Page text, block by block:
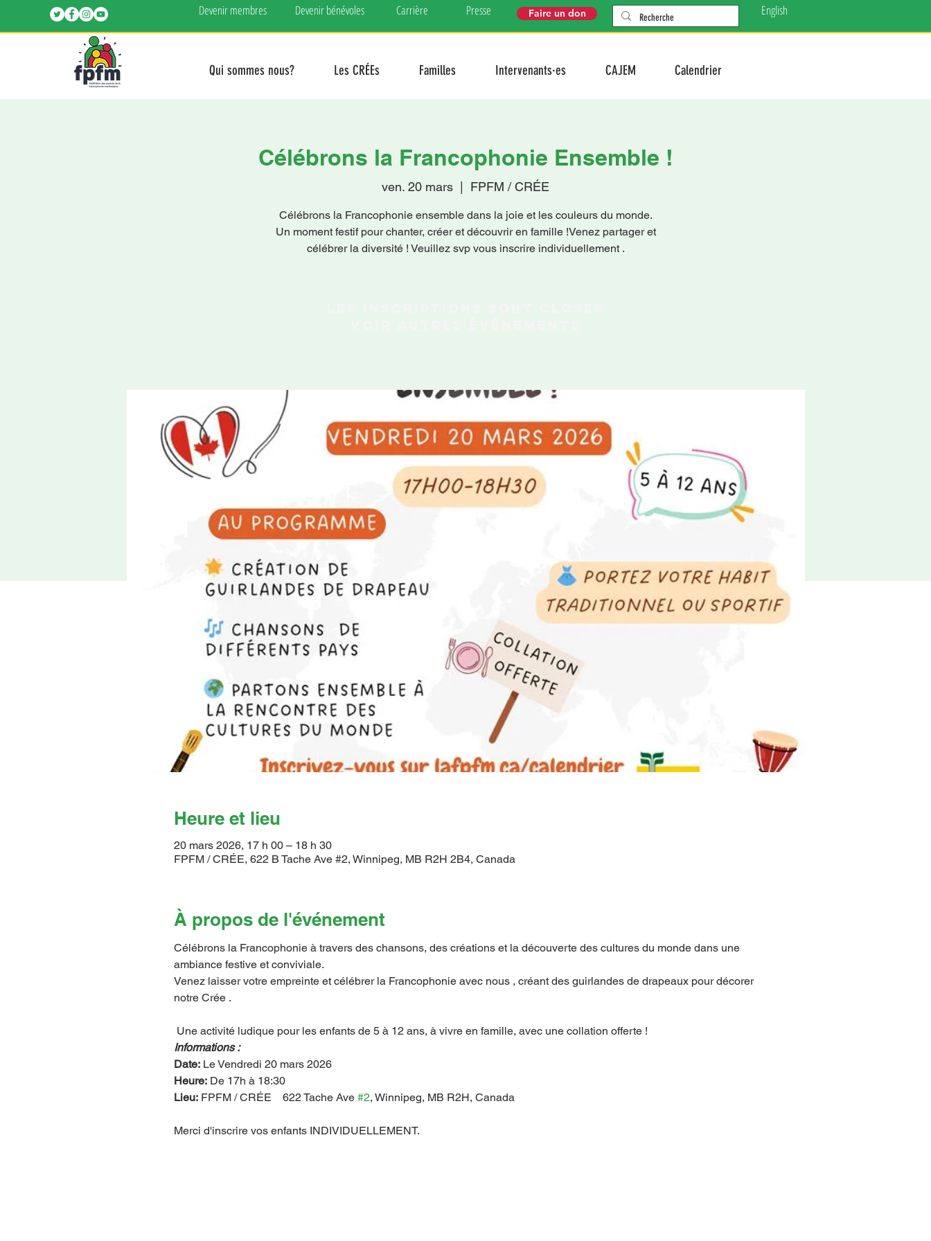
Devenir membres Devenir bénévoles Carrière Presse Faire un don English
Qui sommes nous? Les CRÉEs Familles Intervenants·es CAJEM Calendrier
Célébrons la Francophonie Ensemble !
ven. 20 mars
  |
FPFM / CRÉE
Célébrons la Francophonie ensemble dans la joie et les couleurs du monde.
Un moment festif pour chanter, créer et découvrir en famille !Venez partager et
célébrer la diversité ! Veuillez svp vous inscrire individuellement .
Heure et lieu
20 mars 2026, 17 h 00 – 18 h 30
FPFM / CRÉE, 622 B Tache Ave #2, Winnipeg, MB R2H 2B4, Canada
À propos de l'événement
Célébrons la Francophonie à travers des chansons, des créations et la découverte des cultures du monde dans une
ambiance festive et conviviale.
Venez laisser votre empreinte et célébrer la Francophonie avec nous , créant des guirlandes de drapeaux pour décorer
notre Crée .
Une activité ludique pour les enfants de 5 à 12 ans, à vivre en famille, avec une collation offerte !
Informations :
Date: Le Vendredi 20 mars 2026
Heure: De 17h à 18:30
Lieu: FPFM / CRÉE    622 Tache Ave #2, Winnipeg, MB R2H, Canada
Merci d'inscrire vos enfants INDIVIDUELLEMENT.